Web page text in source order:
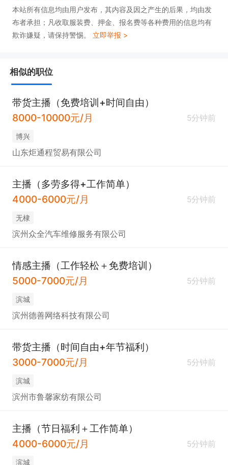
4. 时间灵活，兼职每日开播2-3小时，全职可弹性排
班，稳定开播优先；
薪资福利
有意者请主动投递简历，联系时请说滨州直聘上看到
的。
本站所有信息均由用户发布，其内容及因之产生的后果，均由发
布者承担；凡收取服装费、押金、报名费等各种费用的信息均有
欺诈嫌疑，请保持警惕。 立即举报 >
相似的职位
带货主播（免费培训+时间自由）
8000-10000元/月
5分钟前
博兴
山东炬通程贸易有限公司
主播（多劳多得+工作简单）
4000-6000元/月
5分钟前
无棣
滨州众全汽车维修服务有限公司
情感主播（工作轻松＋免费培训）
5000-7000元/月
5分钟前
滨城
滨州德善网络科技有限公司
带货主播（时间自由+年节福利）
3000-7000元/月
5分钟前
滨城
滨州市鲁馨家纺有限公司
主播（节日福利＋工作简单）
4000-6000元/月
5分钟前
滨城